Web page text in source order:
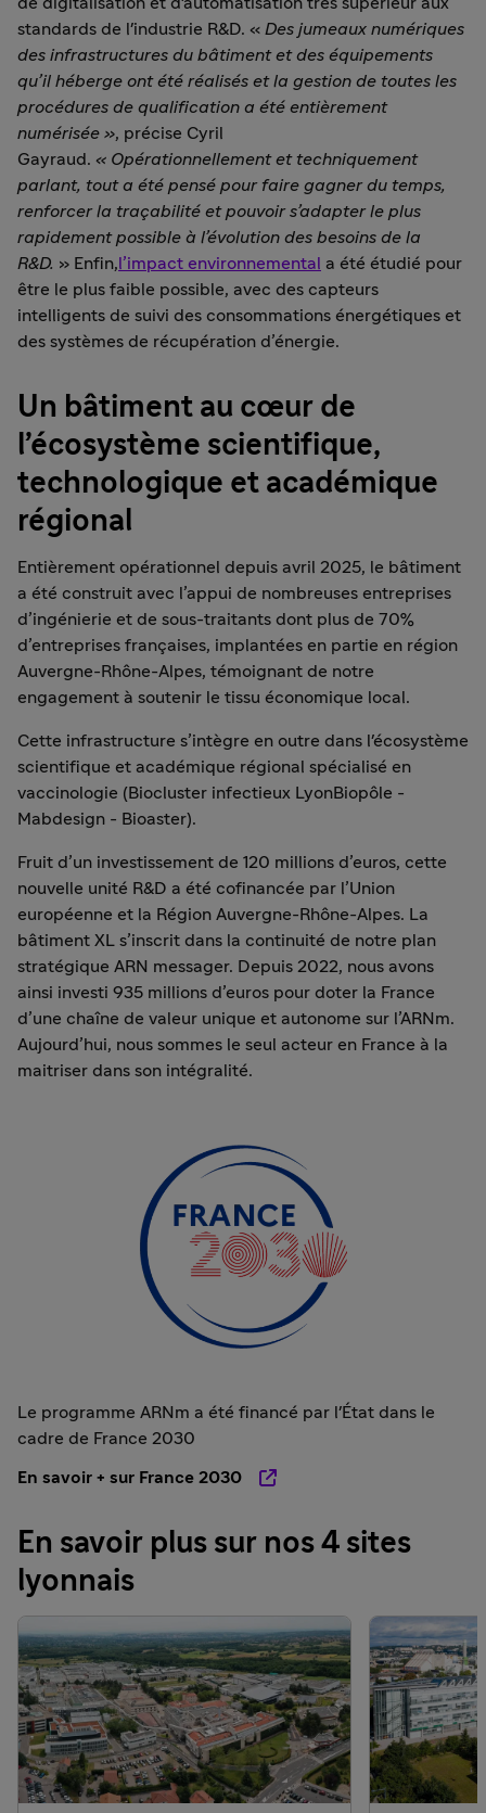
standards de l'industrie R&D. « Des jumeaux numériques
des infrastructures du bâtiment et des équipements
qu’il héberge ont été réalisés et la gestion de toutes les
procédures de qualification a été entièrement
numérisée », précise Cyril
Gayraud. « Opérationnellement et techniquement
parlant, tout a été pensé pour faire gagner du temps,
renforcer la traçabilité et pouvoir s’adapter le plus
rapidement possible à l’évolution des besoins de la
R&D. » Enfin, l’impact environnemental
a été étudié pour
être le plus faible possible, avec des capteurs
intelligents de suivi des consommations énergétiques et
des systèmes de récupération d’énergie.
Un bâtiment au cœur de
l’écosystème scientifique,
technologique et académique
régional
Entièrement opérationnel depuis avril 2025, le bâtiment
a été construit avec l’appui de nombreuses entreprises
d’ingénierie et de sous-traitants dont plus de 70%
d’entreprises françaises, implantées en partie en région
Auvergne-Rhône-Alpes, témoignant de notre
engagement à soutenir le tissu économique local.
Cette infrastructure s’intègre en outre dans l'écosystème
scientifique et académique régional spécialisé en
vaccinologie (Biocluster infectieux LyonBiopôle -
Mabdesign - Bioaster).
Fruit d’un investissement de 120 millions d’euros, cette
nouvelle unité R&D a été cofinancée par l’Union
européenne et la Région Auvergne-Rhône-Alpes. La
bâtiment XL s’inscrit dans la continuité de notre plan
stratégique ARN messager. Depuis 2022, nous avons
ainsi investi 935 millions d’euros pour doter la France
d’une chaîne de valeur unique et autonome sur l’ARNm.
Aujourd’hui, nous sommes le seul acteur en France à la
maitriser dans son intégralité.
Le programme ARNm a été financé par l'État dans le
cadre de France 2030
En savoir + sur France 2030
En savoir plus sur nos 4 sites
lyonnais